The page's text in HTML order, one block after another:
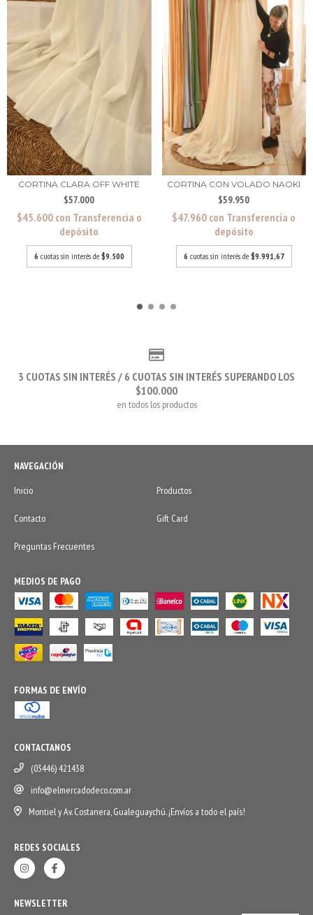
CORTINA CLARA OFF WHITE
$57.000
$45.600 con Transferencia o
depósito
6 cuotas sin interés de $9.500
CORTINA CON VOLADO NAOKI
$59.950
$47.960 con Transferencia o
depósito
6 cuotas sin interés de $9.991,67
3 CUOTAS SIN INTERÉS / 6 CUOTAS SIN INTERÉS SUPERANDO LOS
$100.000
en todos los productos
NAVEGACIÓN
Inicio
Productos
Contacto Gift Card
Preguntas Frecuentes
MEDIOS DE PAGO
FORMAS DE ENVÍO
CONTACTANOS
(03446) 421438
info@elmercadodeco.com.ar
Montiel y Av. Costanera, Gualeguaychú. ¡Envíos a todo el país!
REDES SOCIALES
NEWSLETTER